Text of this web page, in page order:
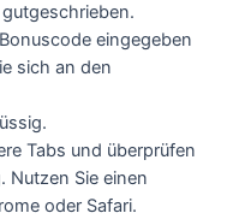
eingegeben
sich an den
Tabs und überprüfen
Nutzen Sie einen
oder Safari.